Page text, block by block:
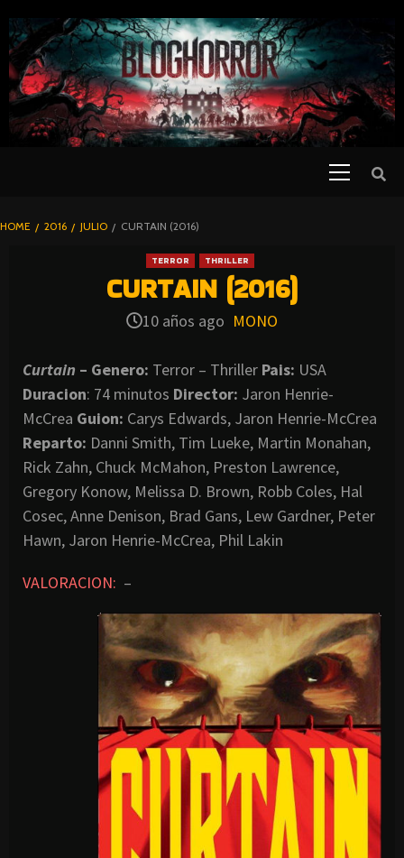
TO
CONTENT
BLOGHORROR
HOME 2016 JULIO CURTAIN (2016)
TERROR THRILLER
CURTAIN (2016)
10 años ago MONO
Curtain – Genero: Terror – Thriller Pais: USA
Duracion: 74 minutos Director: Jaron Henrie-
McCrea Guion: Carys Edwards, Jaron Henrie-McCrea
Reparto: Danni Smith, Tim Lueke, Martin Monahan,
Rick Zahn, Chuck McMahon, Preston Lawrence,
Gregory Konow, Melissa D. Brown, Robb Coles, Hal
Cosec, Anne Denison, Brad Gans, Lew Gardner, Peter
Hawn, Jaron Henrie-McCrea, Phil Lakin
VALORACION: –